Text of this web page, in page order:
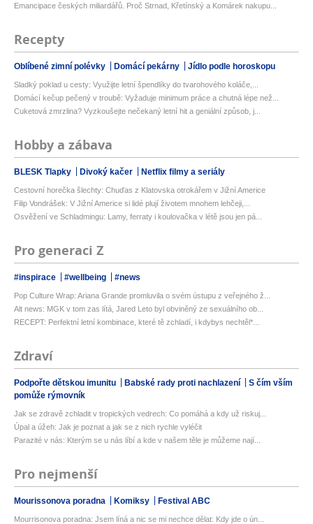
Emancipace českých miliardářů. Proč Strnad, Křetínský a Komárek nakupu...
Recepty
Oblíbené zimní polévky Domácí pekárny Jídlo podle horoskopu
Sladký poklad u cesty: Využijte letní špendlíky do tvarohového koláče,...
Domácí kečup pečený v troubě: Vyžaduje minimum práce a chutná lépe než...
Cuketová zmrzlina? Vyzkoušejte nečekaný letní hit a geniální způsob, j...
Hobby a zábava
BLESK Tlapky Divoký kačer Netflix filmy a seriály
Cestovní horečka šlechty: Chuďas z Klatovska otrokářem v Jižní Americe
Filip Vondrášek: V Jižní Americe si lidé plují životem mnohem lehčeji,...
Osvěžení ve Schladmingu: Lamy, ferraty i koulovačka v létě jsou jen pá...
Pro generaci Z
#inspirace #wellbeing #news
Pop Culture Wrap: Ariana Grande promluvila o svém ústupu z veřejného ž...
Alt news: MGK v tom zas lítá, Jared Leto byl obviněný ze sexuálního ob...
RECEPT: Perfektní letní kombinace, které tě zchladí, i kdybys nechtěl*...
Zdraví
Podpořte dětskou imunitu Babské rady proti nachlazení
S čím vším
pomůže rýmovník
Jak se zdravě zchladit v tropických vedrech: Co pomáhá a kdy už riskuj...
Úpal a úžeh: Jak je poznat a jak se z nich rychle vyléčit
Parazité v nás: Kterým se u nás líbí a kde v našem těle je můžeme nají...
Pro nejmenší
Mourissonova poradna Komiksy Festival ABC
Mourrisonova poradna: Jsem líná a nic se mi nechce dělat: Kdy jde o ún...